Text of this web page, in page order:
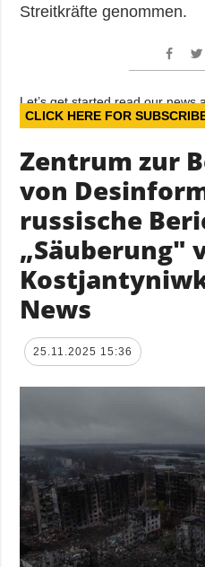
Streitkräfte genommen.
Let’s get started read our news
CLICK HERE FOR
Zentrum zur
von
russische
„Säuberung"
News
25.11.2025 15:36